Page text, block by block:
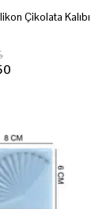
Çikolata Kalıbı